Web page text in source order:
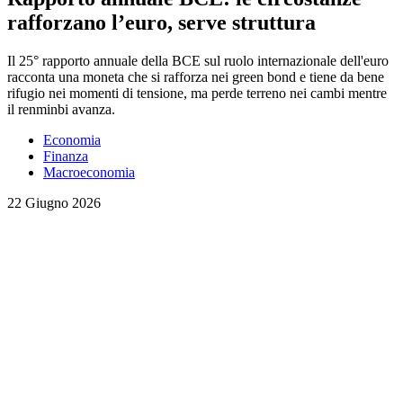
rafforzano l’euro, serve struttura
Il 25° rapporto annuale della BCE sul ruolo internazionale dell'euro
racconta una moneta che si rafforza nei green bond e tiene da bene
rifugio nei momenti di tensione, ma perde terreno nei cambi mentre
il renminbi avanza.
Economia
Finanza
Macroeconomia
22 Giugno 2026